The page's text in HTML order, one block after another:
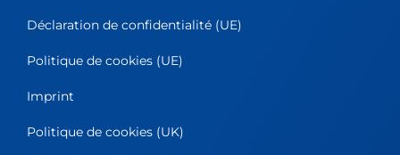
Déclaration de confidentialité (UE)
Politique de cookies (UE)
Imprint
Politique de cookies (UK)